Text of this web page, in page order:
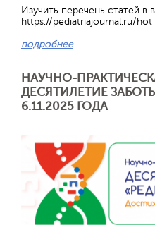
Изучить перечень статей
https://pediatriajournal.ru/hot
подробнее
НАУЧНО-
ДЕСЯТИЛЕТИЕ
6.11.2025 ГОДА